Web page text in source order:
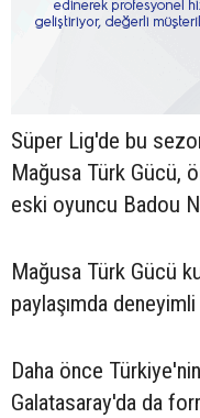
Süper Lig'de bu
Mağusa Türk Gücü,
eski oyuncu Badou
Mağusa Türk Gücü
paylaşımda
Daha önce
Galatasaray'da da